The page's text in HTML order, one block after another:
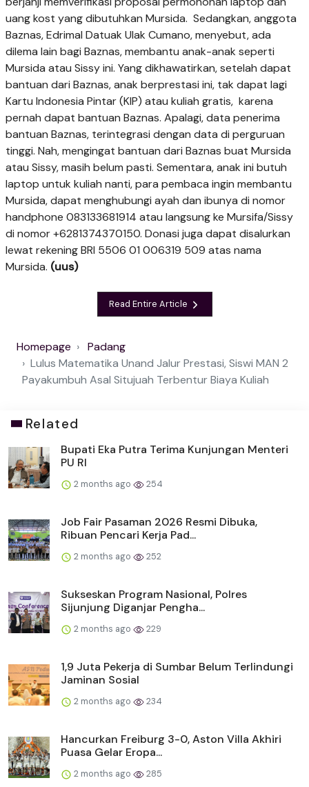
uang kost yang dibutuhkan Mursida. Sedangkan, anggota
Baznas, Edrimal Datuak Ulak Cumano, me­nye­but, ada
dilema lain bagi Baznas, membantu anak-anak seperti
Mursida atau Sissy ini. Yang dikhawatirkan, setelah dapat
bantuan dari Baznas, anak berprestasi ini, tak dapat lagi
Kartu Indonesia Pintar (KIP) atau kuliah gratis, karena
pernah dapat bantuan Baznas. Apalagi, data penerima
bantuan Baznas, terintegrasi dengan data di perguruan
tinggi. Nah, mengingat bantuan dari Baznas buat Mursida
atau Sissy, masih belum pasti. Sementara, anak ini butuh
laptop untuk kuliah nanti, para pembaca ingin membantu
Mursida, dapat menghubungi ayah dan ibunya di nomor
handphone 083133681914 atau langsung ke Mursifa/Sissy
di nomor +6281374370150. Donasi juga dapat disalurkan
lewat rekening BRI 5506 01 006319 509 atas nama
Mursida. (uus)
Read Entire Article
Homepage
Padang
Lulus Matematika Unand Jalur Prestasi, Siswi MAN 2
Payakumbuh Asal Situjuah Terbentur Biaya Kuliah
Related
Bupati Eka Putra Terima Kunjungan Menteri
PU RI
2 months ago 254
Job Fair Pasaman 2026 Resmi Dibuka,
Ribuan Pencari Kerja Pad...
2 months ago 252
Sukseskan Program Nasional, Polres
Sijunjung Diganjar Pengha...
2 months ago 229
1,9 Juta Pekerja di Sumbar Belum Terlindungi
Jaminan Sosial
2 months ago 234
Hancurkan Freiburg 3-0, Aston Villa Akhiri
Puasa Gelar Eropa...
2 months ago 285